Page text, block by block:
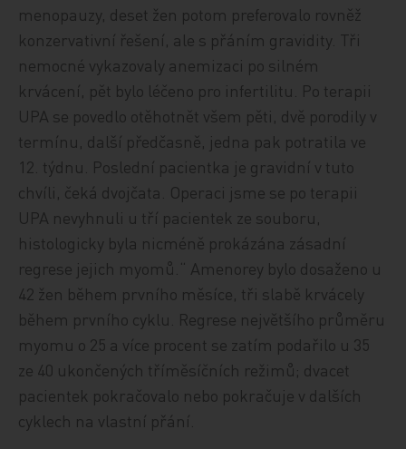
menopauzy, deset žen potom preferovalo rovněž
konzervativní řešení, ale s přáním gravidity. Tři
nemocné vykazovaly anemizaci po silném
krvácení, pět bylo léčeno pro infertilitu. Po terapii
UPA se povedlo otěhotnět všem pěti, dvě porodily v
termínu, další předčasně, jedna pak potratila ve
12. týdnu. Poslední pacientka je gravidní v tuto
chvíli, čeká dvojčata. Operaci jsme se po terapii
UPA nevyhnuli u tří pacientek ze souboru,
histologicky byla nicméně prokázána zásadní
regrese jejich myomů.“ Amenorey bylo dosaženo u
42 žen během prvního měsíce, tři slabě krvácely
během prvního cyklu. Regrese největšího průměru
myomu o 25 a více procent se zatím podařilo u 35
ze 40 ukončených tříměsíčních režimů; dvacet
pacientek pokračovalo nebo pokračuje v dalších
cyklech na vlastní přání.